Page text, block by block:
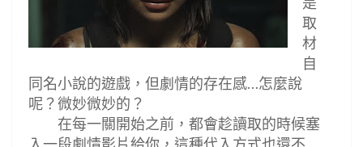
取
材
自
同名小說的遊戲，但劇情的存在感…怎麼說
呢 ？微妙微妙的 ？
在每一關開始之前，都會趁讀取的時候塞